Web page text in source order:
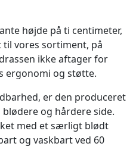
højde på ti centimeter,
vores sortiment, på
ikke aftager for
ergonomi og støtte.
er den produceret
og hårdere side.
med et særligt blødt
og vaskbart ved 60